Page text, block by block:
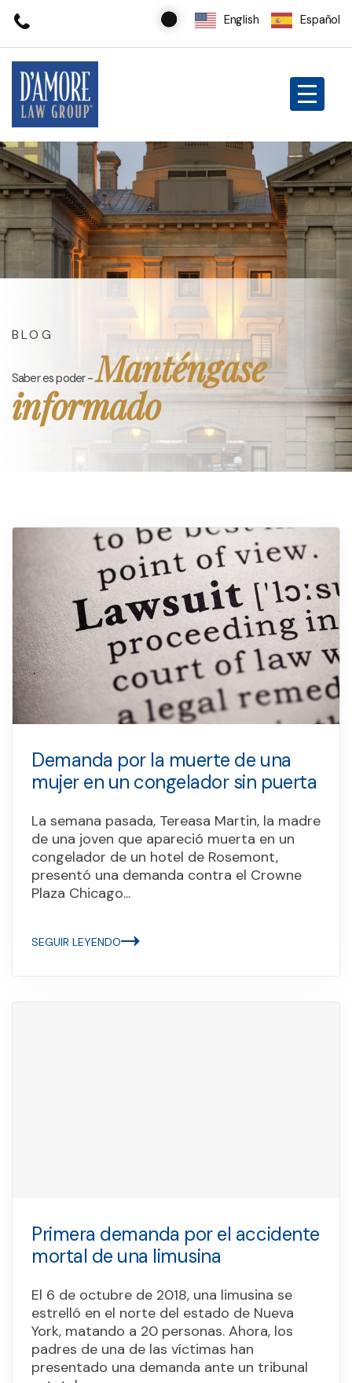
English Español
Saber es poder -Manténgase
informado
BLOG
Demanda por la muerte de una
mujer en un congelador sin puerta
La semana pasada, Tereasa Martin, la madre
de una joven que apareció muerta en un
congelador de un hotel de Rosemont,
presentó una demanda contra el Crowne
Plaza Chicago...
SEGUIR LEYENDO
Primera demanda por el accidente
mortal de una limusina
El 6 de octubre de 2018, una limusina se
estrelló en el norte del estado de Nueva
York, matando a 20 personas. Ahora, los
padres de una de las víctimas han
presentado una demanda ante un tribunal